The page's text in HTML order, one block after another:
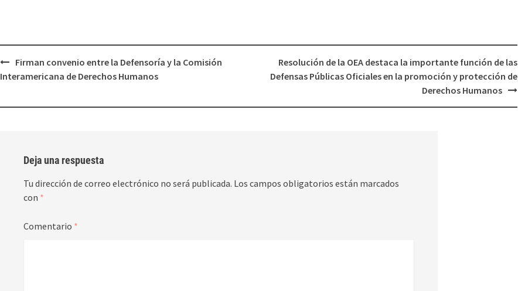
Firman convenio entre la Defensoría y la Comisión
Interamericana de Derechos Humanos
Resolución de la OEA destaca la importante función de las
Defensas Públicas Oficiales en la promoción y protección de
Derechos Humanos
Deja una respuesta
Tu dirección de correo electrónico no será publicada. Los campos obligatorios están marcados
con *
Comentario *